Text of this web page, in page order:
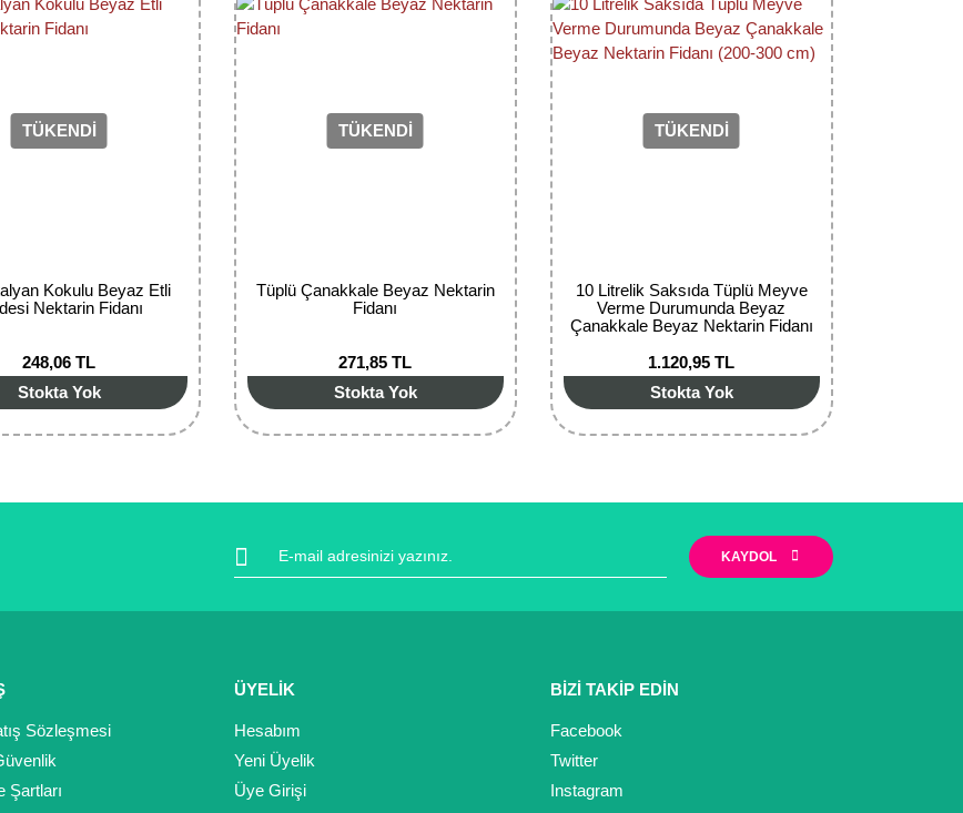
TÜKENDİ
Kokulu Beyaz Etli
Nektarin Fidanı
248,06 TL
Stokta Yok
TÜKENDİ
Tüplü Çanakkale Beyaz Nektarin
Fidanı
271,85 TL
Stokta Yok
TÜKENDİ
10 Litrelik Saksıda Tüplü Meyve
Verme Durumunda Beyaz
Çanakkale Beyaz Nektarin Fidanı
1.120,95 TL
Stokta Yok
KAYDOL
Sözleşmesi
Şartları
ÜYELİK
Hesabım
Yeni Üyelik
Üye Girişi
BİZİ TAKİP EDİN
Facebook
Twitter
Instagram